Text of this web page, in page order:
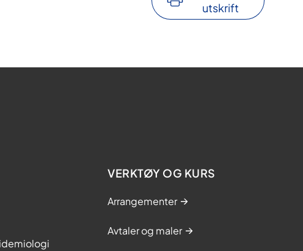
utskrift
VERKTØY OG KURS
Arrangementer
Avtaler og maler